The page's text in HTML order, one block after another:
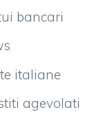
bancari
italiane
agevolati